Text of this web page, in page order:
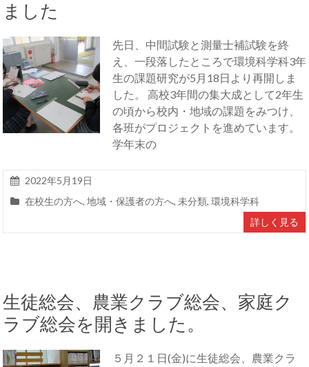
ました
先日、中間試験と測量士補試験を終
え、一段落したところで環境科学科3年
生の課題研究が5月18日より再開しま
した。 高校3年間の集大成として2年生
の頃から校内・地域の課題をみつけ、
各班がプロジェクトを進めています。
学年末の
2022年5月19日
在校生の方へ,地域・保護者の方へ, 未分類,環境科学科
詳しく見る
生徒総会、農業クラブ総会、家庭ク
ラブ総会を開きました。
５月２１日(金)に生徒総会、農業クラ